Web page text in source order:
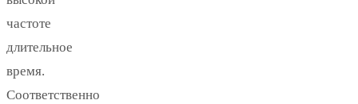
частоте
длительное
время.
Соответственно